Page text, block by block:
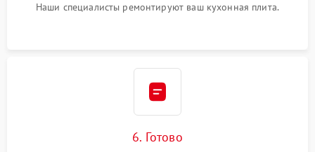
Наши специалисты ремонтируют ваш кухонная плита.
6. Готово